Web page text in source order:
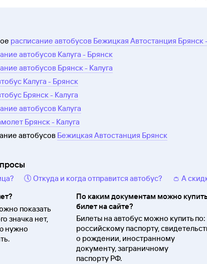
расписание автобусов Бежицкая Автостанция Брянск
автобусов Калуга - Брянск
автобусов Брянск - Калуга
Калуга - Брянск
Брянск - Калуга
автобусов Калуга
Брянск - Калуга
автобусов Бежицкая Автостанция Брянск
🕔 Откуда и когда отправится автобус?
👛 А
показать
значка нет,
нужно
По каким документам можно купить
билет на сайте?
Билеты на автобус можно купить по:
российскому паспорту,
о рождении, иностранному
документу, заграничному
паспорту РФ.